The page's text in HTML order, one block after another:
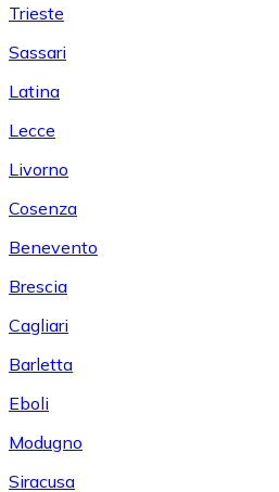
Trieste
Sassari
Latina
Lecce
Livorno
Cosenza
Benevento
Brescia
Cagliari
Barletta
Eboli
Modugno
Siracusa